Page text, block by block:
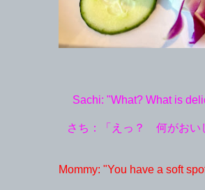
Sachi: "What? What is
さち：「えっ？ 何がおい
Mommy: "You have a soft